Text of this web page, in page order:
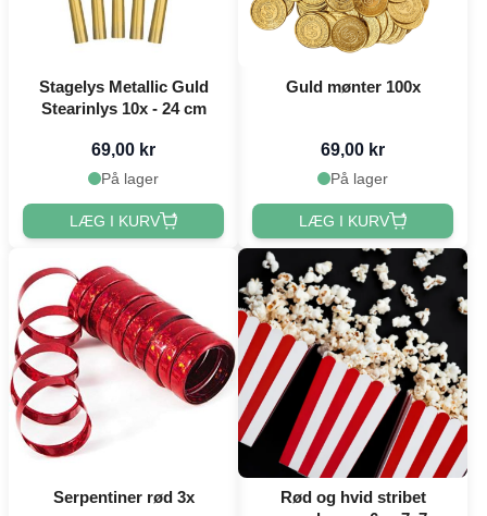
Stagelys Metallic Guld
Stearinlys 10x - 24 cm
69,00 kr
På lager
LÆG I KURV
Guld mønter 100x
69,00 kr
På lager
LÆG I KURV
Serpentiner rød 3x
Rød og hvid stribet